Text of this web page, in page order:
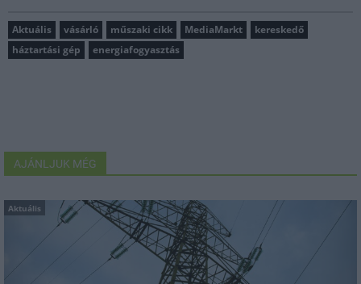
Aktuális vásárló műszaki cikk MediaMarkt
kereskedő
háztartási gép
energiafogyasztás
AJÁNLJUK MÉG
Aktuális